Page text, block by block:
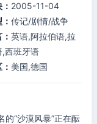
： 2005-11-04
传记/剧情/战争
英语,阿拉伯语,拉
,西班牙语
美国,德国
“沙漠风暴”正在酝